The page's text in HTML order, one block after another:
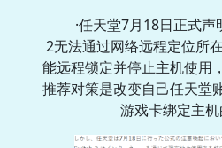
·任天堂7月18日正式
2无法通过网络远程定位所
能远程锁定并停止主机使用
推荐对策是改变自己任天堂
游戏卡绑定主机